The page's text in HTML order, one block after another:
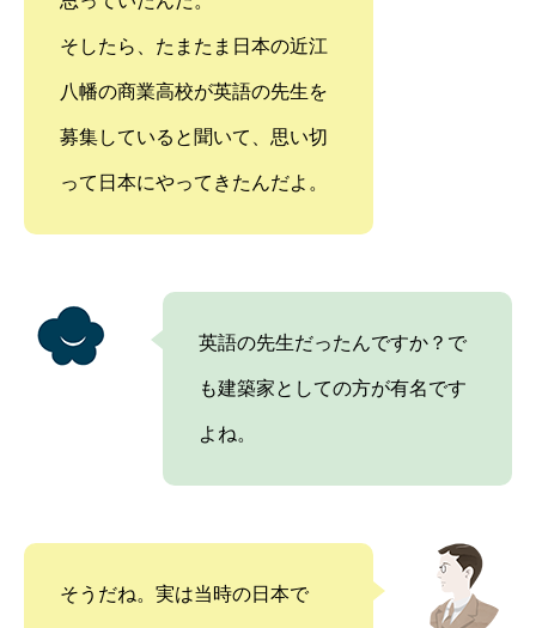
そしたら、たまたま日本の近江
八幡の商業高校が英語の先生を
募集していると聞いて、思い切
って日本にやってきたんだよ。
英語の先生だったんですか？で
も建築家としての方が有名です
よね。
そうだね。実は当時の日本で